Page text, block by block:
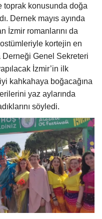
toprak konusunda doğa
Dernek mayıs ayında
İzmir romanlarını da
kortejin en
Derneği Genel Sekreteri
İzmir’in ilk
kahkahaya boğacağına
yaz aylarında
söyledi.